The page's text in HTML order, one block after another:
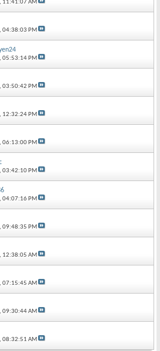
11:41:07 AM
04:38:03 PM
05:53:14 PM
03:50:42 PM
12:32:24 PM
06:13:00 PM
03:42:10 PM
04:07:16 PM
09:48:35 PM
12:38:05 AM
07:15:45 AM
09:30:44 AM
08:32:51 AM